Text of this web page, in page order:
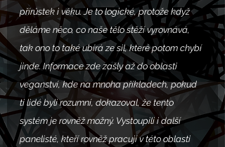
přírůstek i věku. Je to logické, protože když
děláme něco, co naše tělo stěží vyrovnává,
tak ono to také ubírá ze sil, které potom chybí
jinde. Informace zde zašly až do oblasti
veganství, kde na mnoha příkladech, pokud
ti lidé byli rozumní, dokazoval, že tento
systém je rovněž možný. Vystoupili i další
panelisté, kteří rovněž pracují v této oblasti